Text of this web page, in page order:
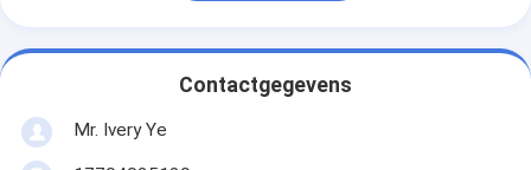
Contactgegevens
Mr. Ivery Ye